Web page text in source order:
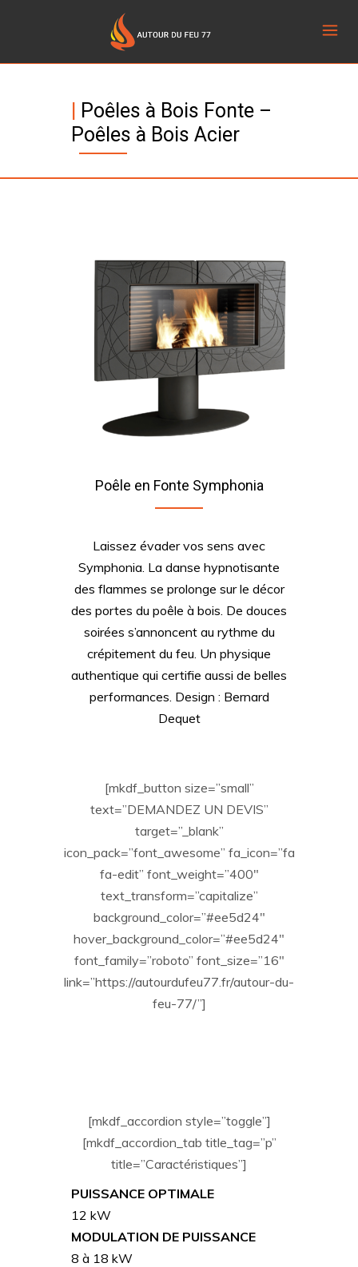
Poêles à Bois Fonte –
Poêles à Bois Acier
Poêle en Fonte Symphonia
Laissez évader vos sens avec
Symphonia. La danse hypnotisante
des flammes se prolonge sur le décor
des portes du poêle à bois. De douces
soirées s’annoncent au rythme du
crépitement du feu. Un physique
authentique qui certifie aussi de belles
performances. Design : Bernard
Dequet
[mkdf_button size=”small”
text=”DEMANDEZ UN DEVIS”
target=”_blank”
icon_pack=”font_awesome” fa_icon=”fa
fa-edit” font_weight=”400″
text_transform=”capitalize”
background_color=”#ee5d24″
hover_background_color=”#ee5d24″
font_family=”roboto” font_size=”16″
link=”https://autourdufeu77.fr/autour-du-
feu-77/”]
[mkdf_accordion style=”toggle”]
[mkdf_accordion_tab title_tag=”p”
title=”Caractéristiques”]
PUISSANCE OPTIMALE
12 kW
MODULATION DE PUISSANCE
8 à 18 kW